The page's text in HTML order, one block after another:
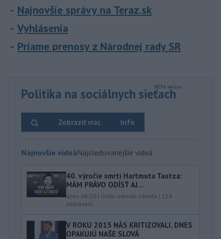
Najnovšie správy na Teraz.sk
Vyhlásenia
Priame prenosy z Národnej rady SR
Politika na sociálnych sieťach
Info
Zobraziť viac
Najnovšie videáNajsledovanejšie videá
40.⁠ ⁠výročie smrti Hartmuta Tautza:
MÁM PRÁVO ODÍSŤ AJ...
dnes 04:20 | Ústav pamäti národa | 114
zobrazení
V ROKU 2015 NÁS KRITIZOVALI. DNES
OPAKUJÚ NAŠE SLOVÁ